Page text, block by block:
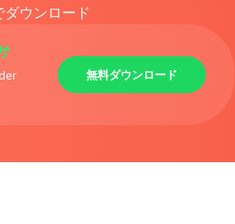
ウンロード
無料ダウンロード